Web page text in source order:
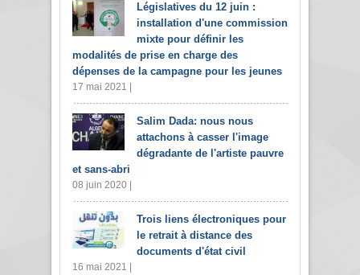
Législatives du 12 juin :
installation d'une commission
mixte pour définir les
modalités de prise en charge des
dépenses de la campagne pour les jeunes
17 mai 2021 |
Salim Dada: nous nous
attachons à casser l'image
dégradante de l'artiste pauvre
et sans-abri
08 juin 2020 |
Trois liens électroniques pour
le retrait à distance des
documents d'état civil
16 mai 2021 |